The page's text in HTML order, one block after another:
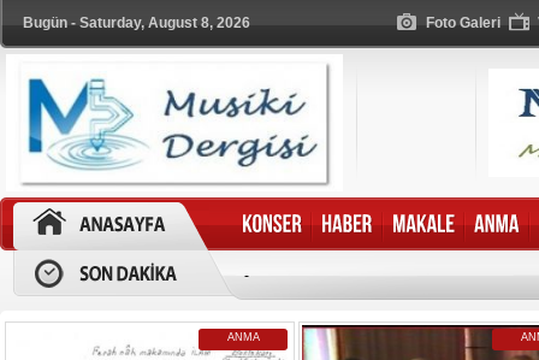
Bugün - Saturday, August 8, 2026 Foto Galeri
-
ANMA